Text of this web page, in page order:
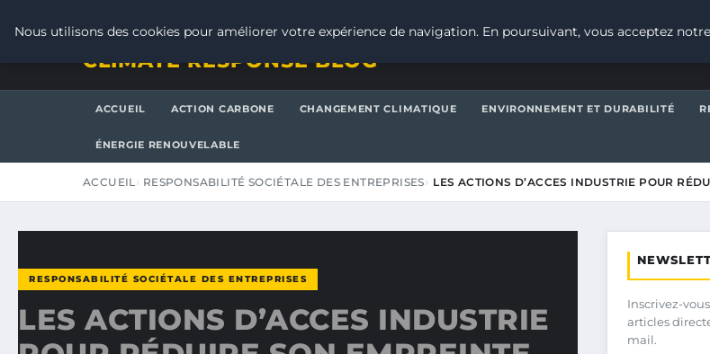
CLIMATE RESPONSE BLOG
ACCUEIL ACTION CARBONE CHANGEMENT CLIMATIQUE ENVIRONNEMENT ET DURABILITÉ
ÉNERGIE RENOUVELABLE
ACCUEIL RESPONSABILITÉ SOCIÉTALE DES ENTREPRISES LES ACTIONS D’ACCES INDUSTRIE POUR
RESPONSABILITÉ SOCIÉTALE DES ENTREPRISES
LES ACTIONS D’ACCES INDUSTRIE
Inscrivez-
articles
mail.
Nous utilisons des cookies pour améliorer votre expérience de navigation. En poursuivant, vous acceptez